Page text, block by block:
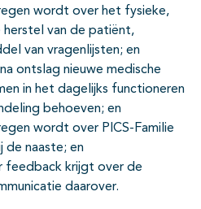
wordt over het fysieke,
van de patiënt,
van vragenlijsten; en
ontslag nieuwe medische
in het dagelijks functioneren
behoeven; en
wordt over PICS-Familie
de naaste; en
feedback krijgt over de
daarover.